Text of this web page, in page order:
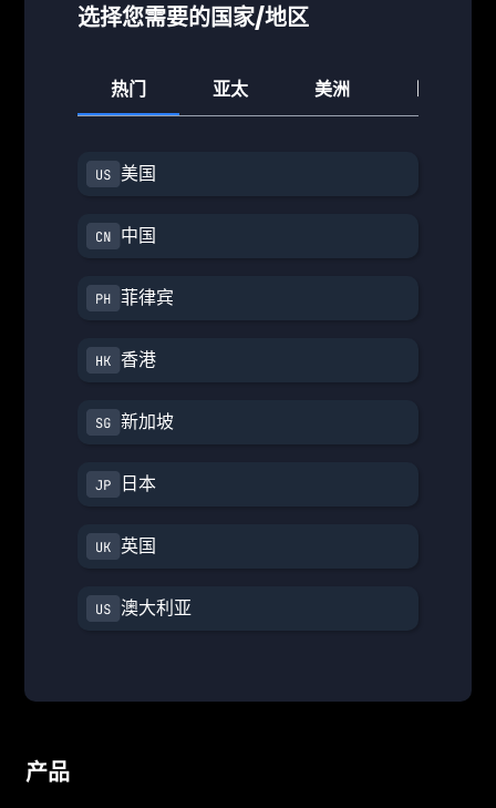
选择您需要的国家/地区
热门 亚太 美洲 欧洲
美国
中国
菲律宾
香港
新加坡
日本
英国
澳大利亚
产品